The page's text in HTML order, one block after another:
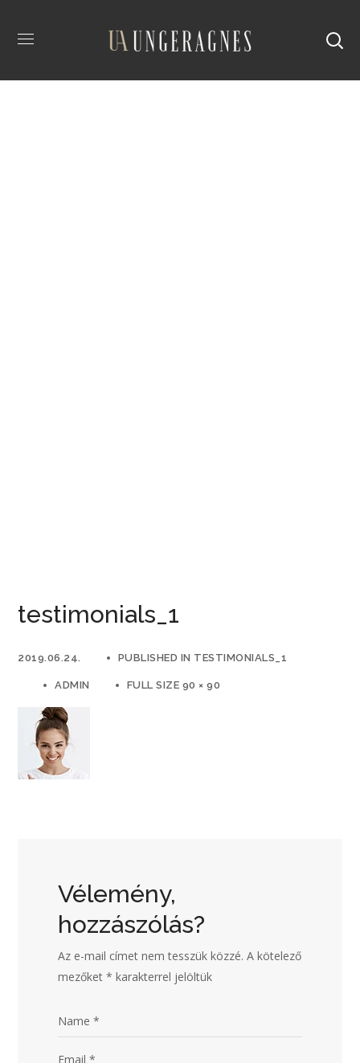
testimonials_1
2019.06.24. PUBLISHED IN TESTIMONIALS_1
ADMIN FULL SIZE 90 × 90
Vélemény,
hozzászólás?
Az e-mail címet nem tesszük közzé. A kötelező
mezőket* karakterrel jelöltük